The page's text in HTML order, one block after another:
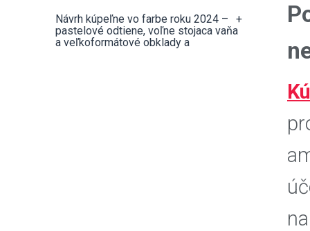
Návrh kúpeľne vo farbe roku 2024 –
pastelové odtiene, voľne stojaca vaňa
a veľkoformátové obklady a
+